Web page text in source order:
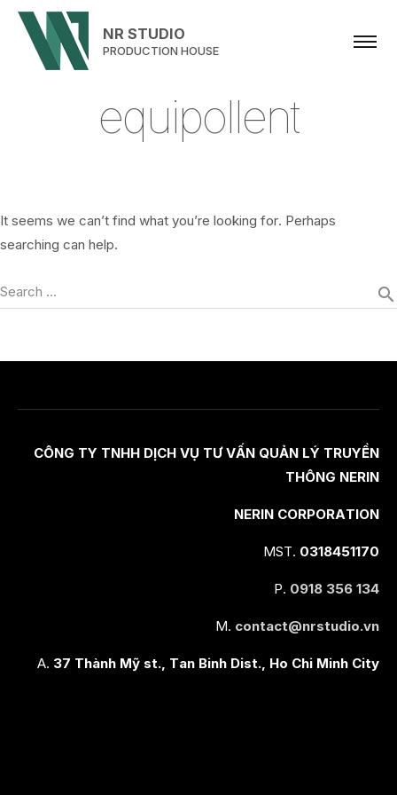
NR STUDIO
PRODUCTION HOUSE
equipollent
It seems we can’t find what you’re looking for. Perhaps
searching can help.
Search … search
CÔNG TY TNHH DỊCH VỤ TƯ VẤN QUẢN LÝ TRUYỀN
THÔNG NERIN
NERIN CORPORATION
MST. 0318451170
P. 0918 356 134
M. contact@nrstudio.vn
A. 37 Thành Mỹ st., Tan Binh Dist., Ho Chi Minh City